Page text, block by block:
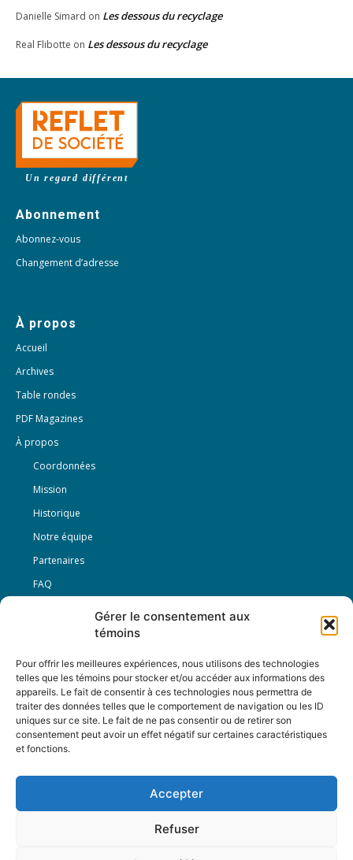
Gérer le consentement aux
témoins
Pour offrir les meilleures expériences, nous utilisons des technologies
telles que les témoins pour stocker et/ou accéder aux informations des
appareils. Le fait de consentir à ces technologies nous permettra de
traiter des données telles que le comportement de navigation ou les ID
uniques sur ce site. Le fait de ne pas consentir ou de retirer son
consentement peut avoir un effet négatif sur certaines caractéristiques
et fonctions.
Accepter
Refuser
Danielle Simard on Les dessous du recyclage
Real Flibotte on Les dessous du recyclage
Un regard différent
Abonnement
Abonnez-vous
Changement d’adresse
À propos
Accueil
Archives
Table rondes
PDF Magazines
À propos
Coordonnées
Mission
Historique
Notre équipe
Partenaires
FAQ
Nous Suivre
12-3894 rue Sainte-Catherine Est,
SANS-FRAIS : 1-877-256-9009